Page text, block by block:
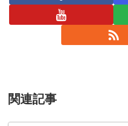
関連記事